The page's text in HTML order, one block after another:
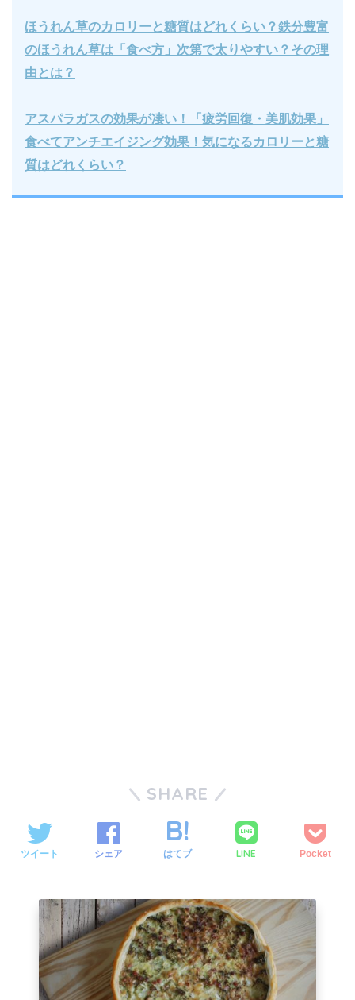
ほうれん草のカロリーと糖質はどれくらい？鉄分豊富
のほうれん草は「食べ方」次第で太りやすい？その理
由とは？
アスパラガスの効果が凄い！「疲労回復・美肌効果」
食べてアンチエイジング効果！気になるカロリーと糖
質はどれくらい？
SHARE
ツイート シェア はてブ LINE Pocket